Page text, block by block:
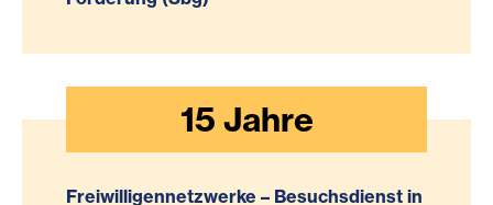
15 Jahre
Freiwilligennetzwerke – Besuchsdienst in